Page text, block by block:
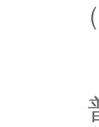
（
（
普